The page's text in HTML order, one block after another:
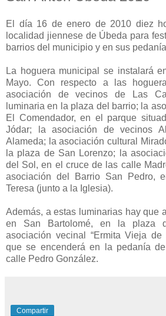
El día 16 de enero de 2010 diez
localidad jiennese de Úbeda para
barrios del municipio y en sus
La hoguera municipal se instalará
Mayo. Con respecto a las
asociación de vecinos de Las
luminaria en la plaza del barrio; la
El Comendador, en el parque
Jódar; la asociación de vecinos
Alameda; la asociación cultural
la plaza de San Lorenzo; la
del Sol, en el cruce de las calle
asociación del Barrio San Pedro,
Teresa (junto a la Iglesia).
Además, a estas luminarias hay que
en San Bartolomé, en la plaza
asociación vecinal “Ermita Vieja
que se encenderá en la pedanía
calle Pedro González.
Compartir